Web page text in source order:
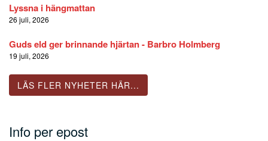
Lyssna i hängmattan
26 juli, 2026
Guds eld ger brinnande hjärtan - Barbro Holmberg
19 juli, 2026
LÄS FLER NYHETER HÄR...
Info per epost